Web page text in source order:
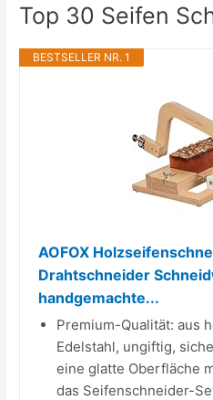
Top 30 Seifen
BESTSELLER NR. 1
AOFOX
Drahtschneider
handgemachte...
Premium-Qualität: aus
Edelstahl, ungiftig,
eine glatte Oberfläche
das Seifenschneider-